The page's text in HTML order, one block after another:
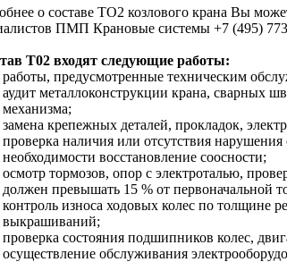
о составе ТО2 козлового крана Вы
ПМП Крановые системы +7 (495)
Т02 входят следующие работы:
работы, предусмотренные техническим
аудит металлоконструкции крана, сварных
механизма;
замена крепежных деталей, прокладок,
проверка наличия или отсутствия
необходимости восстановление соосности;
осмотр тормозов, опор с электроталью,
должен превышать 15 % от первоначальной
контроль износа ходовых колес по толщине
выкрашиваний;
проверка состояния подшипников колес,
осуществление обслуживания